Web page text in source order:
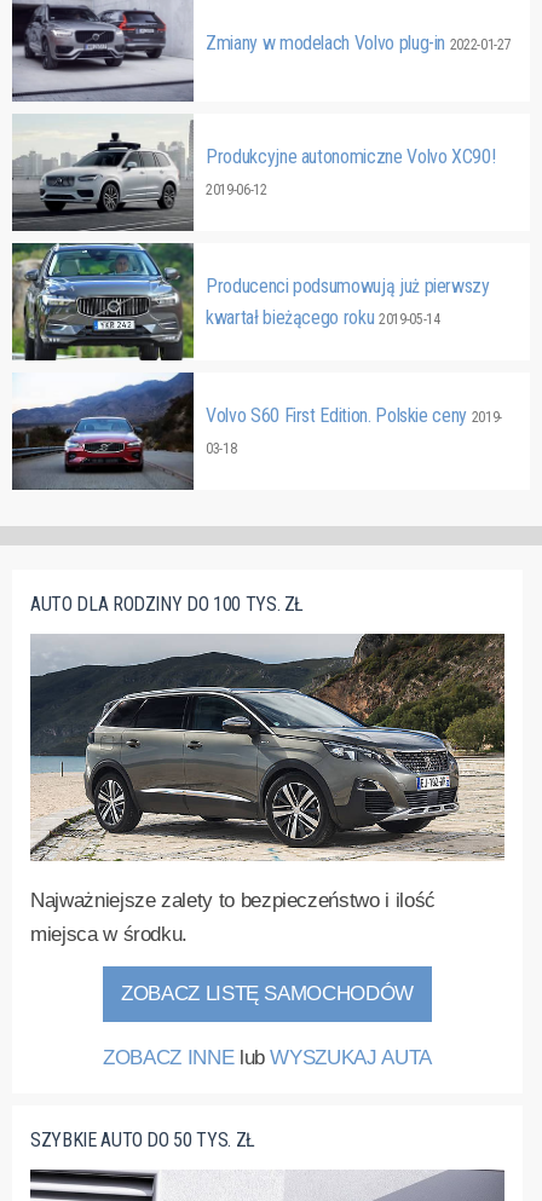
Zmiany w modelach Volvo plug-in 2022-01-27
Produkcyjne autonomiczne Volvo XC90!
2019-06-12
Producenci podsumowują już pierwszy
kwartał bieżącego roku 2019-05-14
Volvo S60 First Edition. Polskie ceny 2019-
03-18
AUTO DLA RODZINY DO 100 TYS. ZŁ
Najważniejsze zalety to bezpieczeństwo i ilość
miejsca w środku.
ZOBACZ LISTĘ SAMOCHODÓW
ZOBACZ INNElubWYSZUKAJ AUTA
SZYBKIE AUTO DO 50 TYS. ZŁ